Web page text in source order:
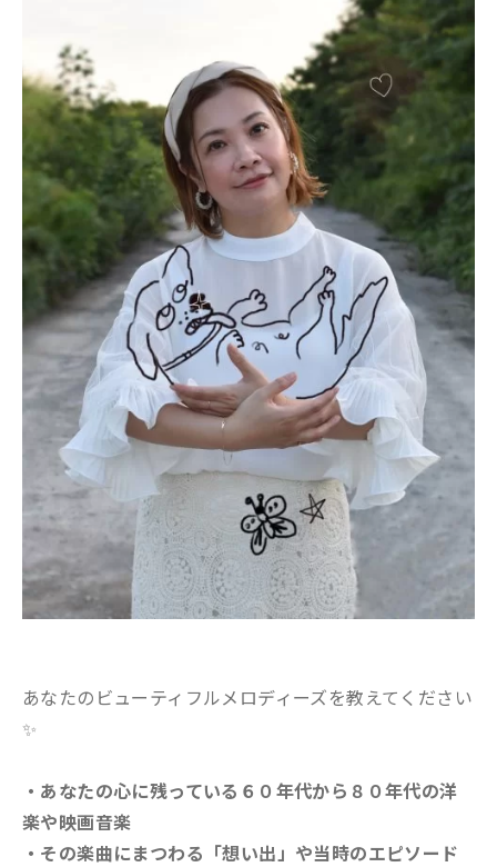
あなたのビューティフルメロディーズを教えてください
✨
・あなたの心に残っている６０年代から８０年代の洋
楽や映画音楽
・その楽曲にまつわる「想い出」や当時のエピソード